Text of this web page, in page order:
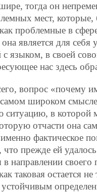
тогда он
мест, которые,
проблемные в
является для себя
с языком, в своей
нас здесь
вопрос «почему
самом широком
ситуацию, в которой
отчасти она
фактическое
прежде ей удалось
в направлении своего
таковая остается не